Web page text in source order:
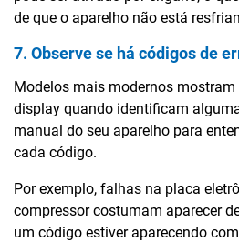
de que o aparelho não está
7. Observe se há códigos de
Modelos mais modernos mostram
display quando identificam
manual do seu aparelho para
cada código.
Por exemplo, falhas na placa
compressor costumam aparecer
um código estiver aparecendo